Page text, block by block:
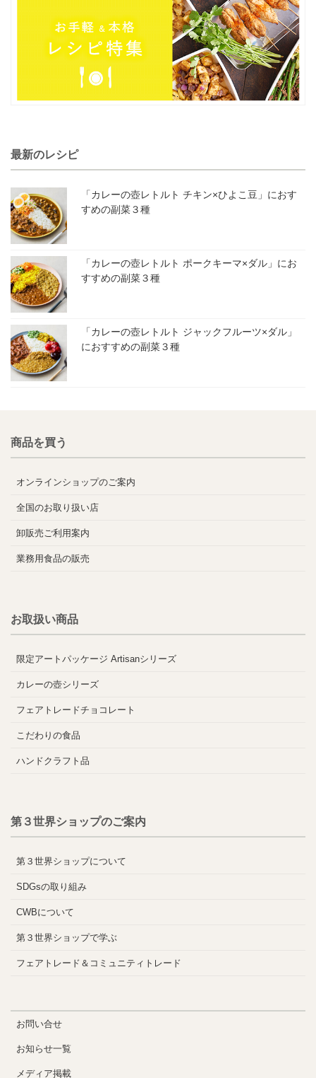
最新のレシピ
「カレーの壺レトルト チキン×ひよこ豆」におす
すめの副菜３種
「カレーの壺レトルト ポークキーマ×ダル」にお
すすめの副菜３種
「カレーの壺レトルト ジャックフルーツ×ダル」
におすすめの副菜３種
商品を買う
オンラインショップのご案内
全国のお取り扱い店
卸販売ご利用案内
業務用食品の販売
お取扱い商品
限定アートパッケージ Artisanシリーズ
カレーの壺シリーズ
フェアトレードチョコレート
こだわりの食品
ハンドクラフト品
第３世界ショップのご案内
第３世界ショップについて
SDGsの取り組み
CWBについて
第３世界ショップで学ぶ
フェアトレード＆コミュニティトレード
お問い合せ
お知らせ一覧
メディア掲載